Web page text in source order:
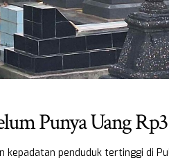
Punya Uang
kepadatan penduduk tertinggi di